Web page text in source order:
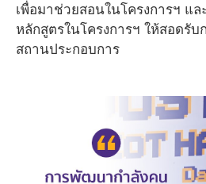
เพื่อมาช่วยสอนในโครงการฯ แ
หลักสูตรในโครงการฯ ให้สอดรับ
สถานประกอบการ